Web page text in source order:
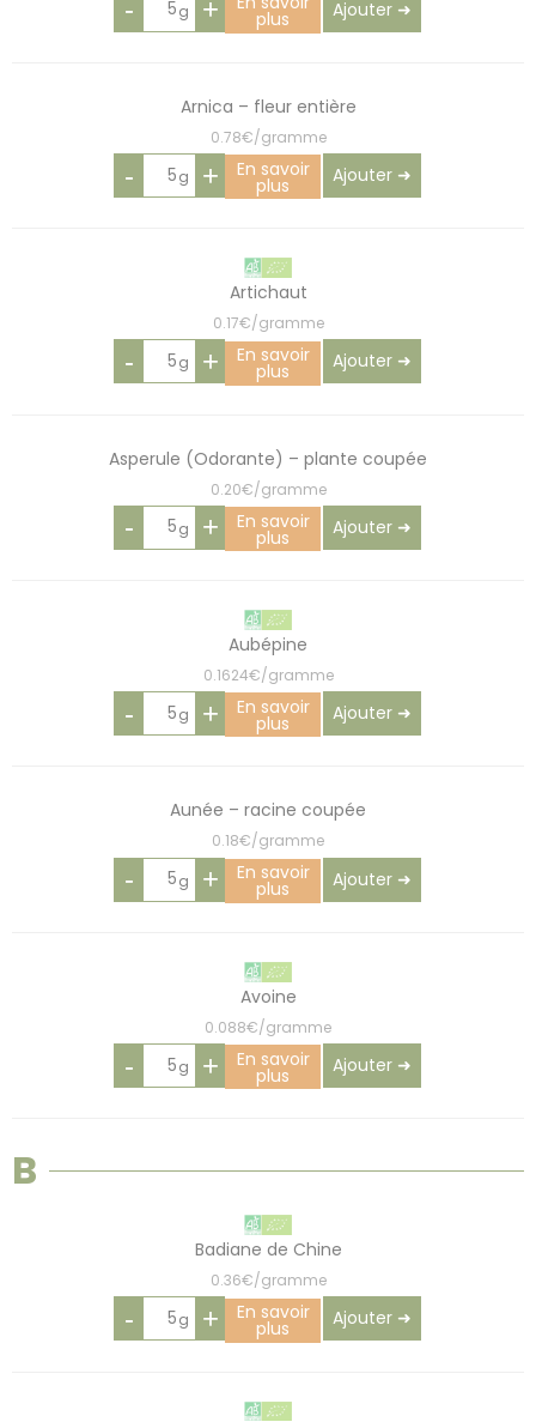
- + plus Ajouter ➜
Arnica – fleur entière
0.78€/gramme
- + En savoir
plus Ajouter ➜
Artichaut
0.17€/gramme
- + En savoir
plus Ajouter ➜
Asperule (Odorante) – plante coupée
0.20€/gramme
- + En savoir
plus Ajouter ➜
Aubépine
0.1624€/gramme
- + En savoir
plus Ajouter ➜
Aunée – racine coupée
0.18€/gramme
- + En savoir
plus Ajouter ➜
Avoine
0.088€/gramme
- + En savoir
plus Ajouter ➜
B
Badiane de Chine
0.36€/gramme
- + En savoir
plus Ajouter ➜